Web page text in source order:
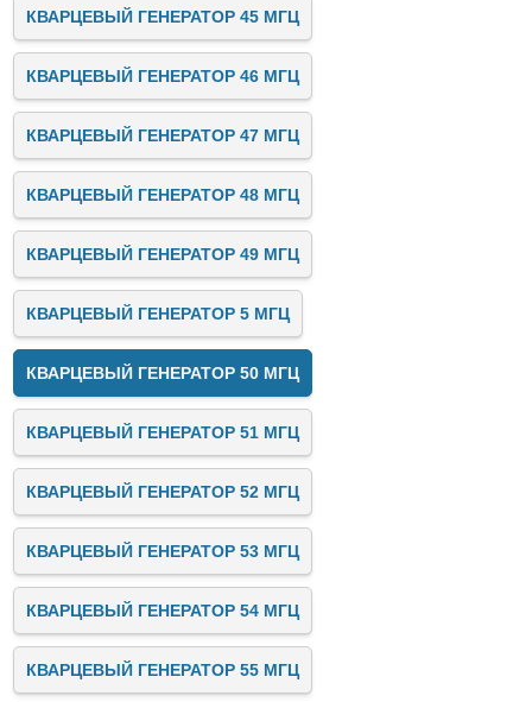
КВАРЦЕВЫЙ ГЕНЕРАТОР 45 МГЦ
КВАРЦЕВЫЙ ГЕНЕРАТОР 46 МГЦ
КВАРЦЕВЫЙ ГЕНЕРАТОР 47 МГЦ
КВАРЦЕВЫЙ ГЕНЕРАТОР 48 МГЦ
КВАРЦЕВЫЙ ГЕНЕРАТОР 49 МГЦ
КВАРЦЕВЫЙ ГЕНЕРАТОР 5 МГЦ
КВАРЦЕВЫЙ ГЕНЕРАТОР 50 МГЦ
КВАРЦЕВЫЙ ГЕНЕРАТОР 51 МГЦ
КВАРЦЕВЫЙ ГЕНЕРАТОР 52 МГЦ
КВАРЦЕВЫЙ ГЕНЕРАТОР 53 МГЦ
КВАРЦЕВЫЙ ГЕНЕРАТОР 54 МГЦ
КВАРЦЕВЫЙ ГЕНЕРАТОР 55 МГЦ